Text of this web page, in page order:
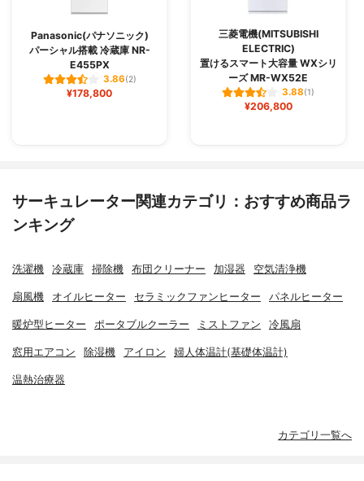
Panasonic(パナソニック)
パーシャル搭載 冷蔵庫 NR-
E455PX
3.86(2)
¥178,800
三菱電機(MITSUBISHI
ELECTRIC)
置けるスマート大容量 WXシリ
ーズ MR-WX52E
3.88(1)
¥206,800
サーキュレーター関連カテゴリ：おすすめ商品ラ
ンキング
洗濯機 冷蔵庫 掃除機 布団クリーナー 加湿器 空気清浄機
扇風機 オイルヒーター セラミックファンヒーター パネルヒーター
暖炉型ヒーター ポータブルクーラー ミストファン 冷風扇
窓用エアコン 除湿機 アイロン 婦人体温計(基礎体温計)
温熱治療器
カテゴリ一覧へ